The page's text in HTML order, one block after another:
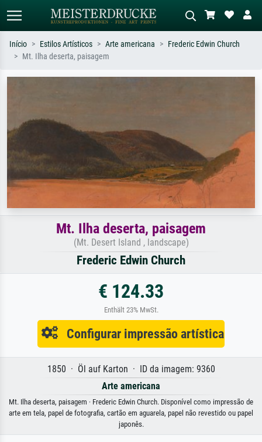
Início Estilos Artísticos Arte americana
Frederic Edwin Church
Mt. Ilha deserta, paisagem
Mt. Ilha deserta, paisagem
(Mt. Desert Island , landscape)
Frederic Edwin Church
€ 124.33
Enthält 23% MwSt.
Configurar impressão artística
1850 · Öl auf Karton · ID da imagem: 9360
Arte americana
Mt. Ilha deserta, paisagem · Frederic Edwin Church. Disponível como impressão de
arte em tela, papel de fotografia, cartão em aguarela, papel não revestido ou papel
japonês.